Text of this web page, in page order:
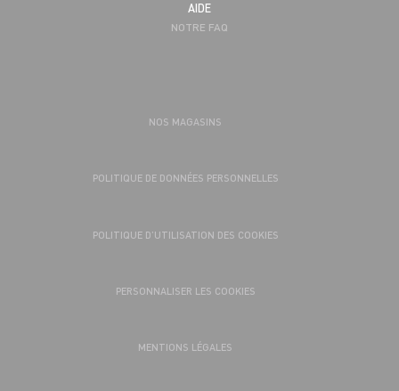
AIDE
NOTRE FAQ
NOS MAGASINS
POLITIQUE DE DONNÉES PERSONNELLES
POLITIQUE D’UTILISATION DES COOKIES
PERSONNALISER LES COOKIES
MENTIONS LÉGALES